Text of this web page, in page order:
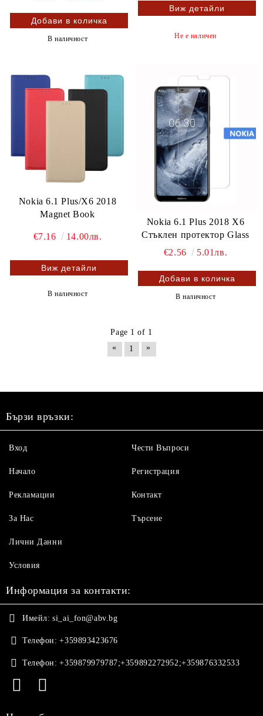
В наличност
Виж детайли
Не е наличен
Nokia 6.1 Plus/X6 2018
Magnet Book
€7.16 14.00лв.
Виж детайли
В наличност
Nokia 6.1 Plus 2018 X6
Стъклен протектор Glass
€2.56
5.01лв.
В наличност
Page 1 of 1
«
1 »
Бързи връзки:
Вход
Начало
Рекламации
За Нас
Чести Въпроси
Регистрация
Контакт
Търсене
Лични Данни
Условия
Информация за контакти:
Имейл: si_ai_fon@abv.bg
Телефон: +359893423676
Телефон: +359879979787;+359892272952;+359876332533